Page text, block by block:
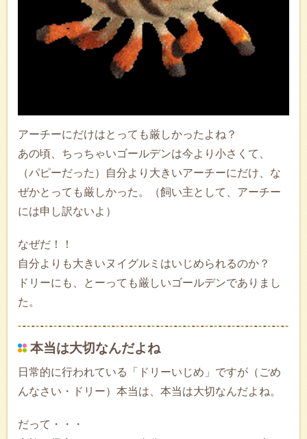
アーチーにだけはとっても厳しかったよね？
あの頃、ちっちゃいゴールデンは今より小さくて、
（パピーだった）自分より大きいアーチーにだけ、な
ぜかとっても厳しかった。（飼い主として、アーチー
には申し訳ないよ）
なぜだ！！
自分よりも大きいヌイグルミはいじめられるのか？
ドリーにも、とーっても厳しいゴールデンでありまし
た。
本当は大切なんだよね
日常的に行われている「ドリーいじめ」ですが（ごめ
んなさい・ドリー）本当は、本当は大切なんだよね。
だって・・・